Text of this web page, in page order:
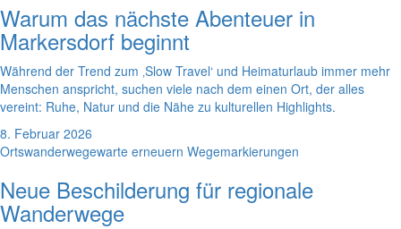
Warum das nächste Abenteuer in
Markersdorf beginnt
Während der Trend zum ‚Slow Travel‘ und Heimaturlaub immer mehr
Menschen anspricht, suchen viele nach dem einen Ort, der alles
vereint: Ruhe, Natur und die Nähe zu kulturellen Highlights.
8. Februar 2026
Ortswanderwegewarte erneuern Wegemarkierungen
Neue Beschilderung für regionale
Wanderwege